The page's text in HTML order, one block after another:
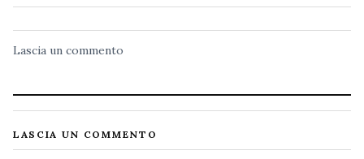
Lascia un commento
LASCIA UN COMMENTO